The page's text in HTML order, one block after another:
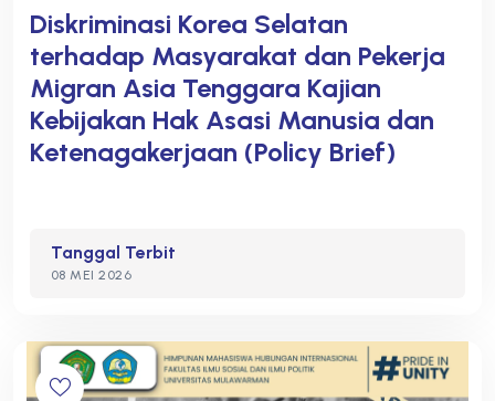
Diskriminasi Korea Selatan
terhadap Masyarakat dan Pekerja
Migran Asia Tenggara Kajian
Kebijakan Hak Asasi Manusia dan
Ketenagakerjaan (Policy Brief)
Tanggal Terbit
08 MEI 2026